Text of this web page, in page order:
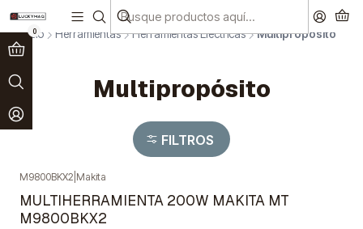
0
Paga en 3 cuotas sin interés! Ver más
Inicio Herramientas Herramientas Eléctricas Multipropósito
Multipropósito
FILTROS
M9800BKX2 Makita
MULTIHERRAMIENTA 200W MAKITA MT
M9800BKX2